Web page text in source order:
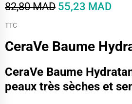
82,80 MAD 55,23 MAD
TTC
CeraVe Baume
CeraVe Baume
peaux très sèches et